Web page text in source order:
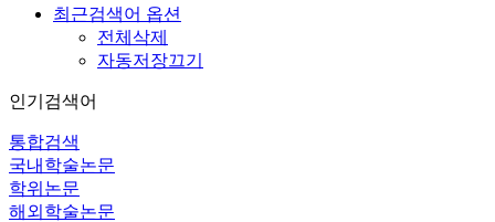
최근검색어 옵션
전체삭제
자동저장끄기
인기검색어
통합검색
국내학술논문
학위논문
해외학술논문